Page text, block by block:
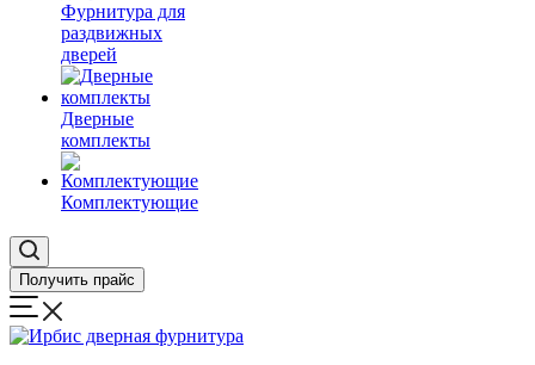
Фурнитура для
раздвижных
дверей
Дверные
комплекты
Комплектующие
Получить прайс